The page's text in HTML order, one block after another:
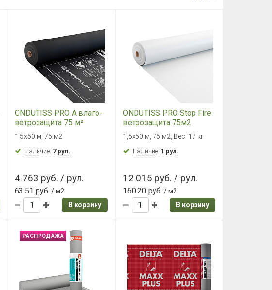
ONDUTISS PRO A влаго-
ветрозащита 75 м²
1,5х50 м, 75 м2
Наличие: 7 рул.
4 763 руб. / рул.
63.51 руб. / м2
В корзину
ONDUTISS PRO Stop Fire
ветрозащита 75м2
1,5х50 м, 75 м2, Вес: 17 кг
Наличие: 1 рул.
12 015 руб. / рул.
160.20 руб. / м2
В корзину
РАСПРОДАЖА